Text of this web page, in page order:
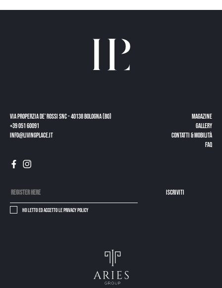
Via Properzia de’ Rossi snc - 40138 Bologna (BO)
+39 051 60091
info@livingplace.it
Magazine
Gallery
Contatti & Mobilità
Faq
Iscriviti
Ho letto ed accetto leprivacy policy